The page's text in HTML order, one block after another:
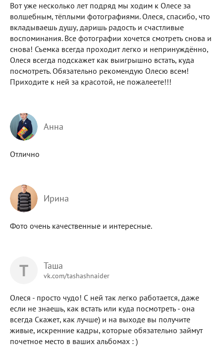
Вот уже несколько лет подряд мы ходим к Олесе за
волшебным, тёплыми фотографиями. Олеся, спасибо, что
вкладываешь душу, даришь радость и счастливые
воспоминания. Все фотографии хочется смотреть снова и
снова! Съемка всегда проходит легко и непринуждённо,
Олеся всегда подскажет как выигрышно встать, куда
посмотреть. Обязательно рекомендую Олесю всем!
Приходите к ней за красотой, не пожалеете!!!
Анна
Отлично
Ирина
Фото очень качественные и интересные.
Т Таша
vk.com/tashashnaider
Олеся - просто чудо! С ней так легко работается, даже
если не знаешь, как встать или куда посмотреть - она
всегда Скажет, как лучше) и на выходе вы получите
живые, искренние кадры, которые обязательно займут
почетное место в ваших альбомах : )